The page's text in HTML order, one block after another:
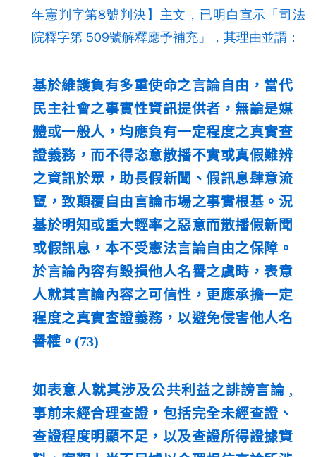
年憲判字第8號判決】主文，已明白宣示「司法
院釋字第 509號解釋應予補充」，其理由並謂：
基於維護負有多重使命之言論自由，當代
民主社會之事實性資訊提供者，無論是媒
體或一般人，均應負有一定程度之真實查
證義務，而不得恣意散播不實或真假難辨
之資訊於眾，助長假新聞、假訊息肆意流
竄，致顛覆自由言論市場之事實根基。況
基於明知或重大輕率之惡意而散播假新聞
或假訊息，本不受憲法言論自由之保障。
於言論內容有毀損他人名譽之虞時，表意
人就其言論內容之可信性，更應承擔一定
程度之真實查證義務，以避免侵害他人名
譽權。(73)
如表意人就其涉及公共利益之誹謗言論 ,
事前未經合理查證，包括完全未經查證、
查證程度明顯不足，以及查證所得證據資